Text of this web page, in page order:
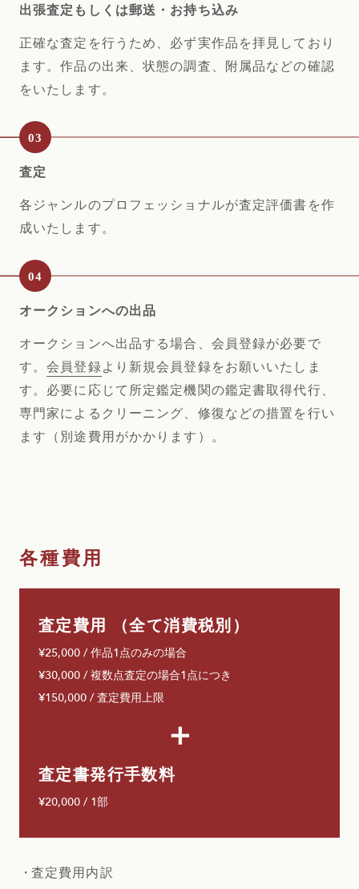
出張査定もしくは郵送・お持ち込み
正確な査定を行うため、必ず実作品を拝見しており
ます。作品の出来、状態の調査、附属品などの確認
をいたします。
査定
各ジャンルのプロフェッショナルが査定評価書を作
成いたします。
オークションへの出品
オークションへ出品する場合、会員登録が必要で
す。会員登録より新規会員登録をお願いいたしま
す。必要に応じて所定鑑定機関の鑑定書取得代行、
専門家によるクリーニング、修復などの措置を行い
ます（別途費用がかかります）。
査定費用 （全て消費税別）
¥25,000 / 作品1点のみの場合
¥30,000 / 複数点査定の場合1点につき
¥150,000 / 査定費用上限
＋
査定書発行手数料
¥20,000 / 1部
査定費用内訳